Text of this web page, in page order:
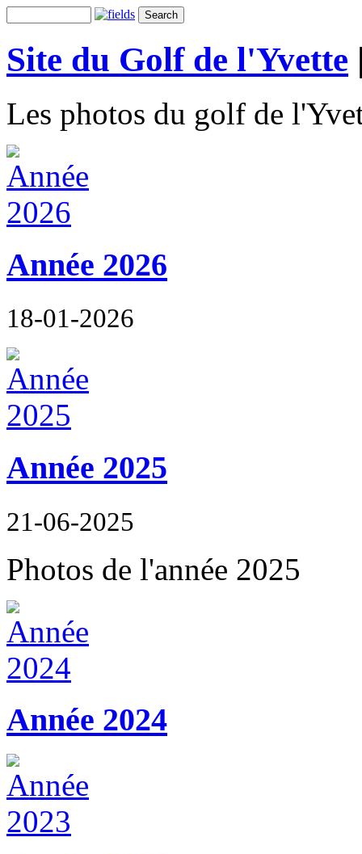
Site du Golf de l'Yvette
Les photos du golf de
Année 2026
18-01-2026
Année 2025
21-06-2025
Photos de l'année 2025
Année 2024